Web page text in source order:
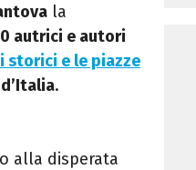
la
autrici e autori
storici e le piazze
.
alla disperata